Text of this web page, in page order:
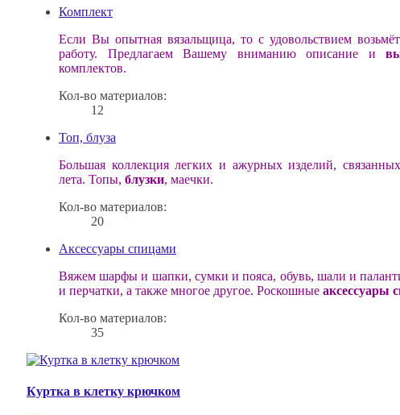
Комплект
Если Вы опытная вязальщица, то с удовольствием
работу. Предлагаем Вашему вниманию описание и
комплектов.
Кол-во материалов:
12
Топ, блуза
Большая коллекция легких и ажурных изделий,
лета. Топы, блузки, маечки.
Кол-во материалов:
20
Аксессуары спицами
Вяжем шарфы и шапки, сумки и пояса, обувь, шали и
и перчатки, а также многое другое. Роскошные аксессуары
Кол-во материалов:
35
Куртка в клетку крючком